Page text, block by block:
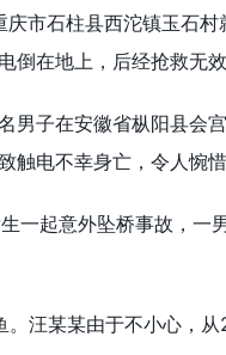
市石柱县西沱镇玉石
在地上，后经抢救无效
男子在安徽省枞阳县会
电不幸身亡，令人惋惜
一起意外坠桥事故，一
汪某某由于不小心，